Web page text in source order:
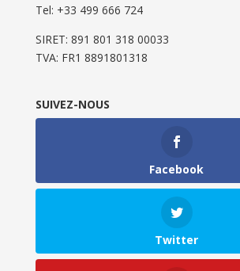
Tel: ‭+33 499 666 724‬
SIRET: 891 801 318 00033
TVA: FR1 8891801318
SUIVEZ-NOUS
Facebook
Twitter